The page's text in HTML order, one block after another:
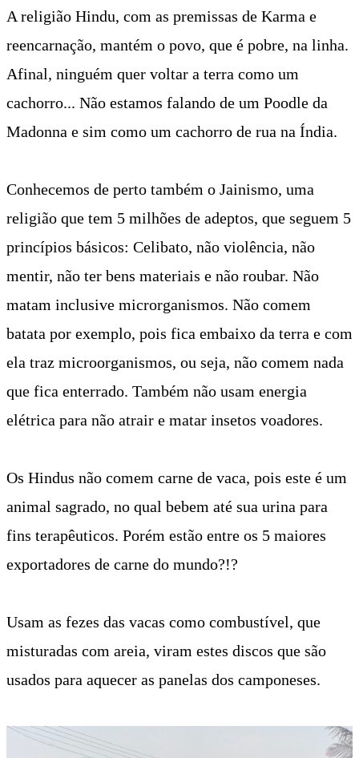
A religião Hindu, com as premissas de Karma e
reencarnação, mantém o povo, que é pobre, na linha.
Afinal, ninguém quer voltar a terra como um
cachorro... Não estamos falando de um Poodle da
Madonna e sim como um cachorro de rua na Índia.
Conhecemos de perto também o Jainismo, uma
religião que tem 5 milhões de adeptos, que seguem 5
princípios básicos: Celibato, não violência, não
mentir, não ter bens materiais e não roubar. Não
matam inclusive microrganismos. Não comem
batata por exemplo, pois fica embaixo da terra e com
ela traz microorganismos, ou seja, não comem nada
que fica enterrado. Também não usam energia
elétrica para não atrair e matar insetos voadores.
Os Hindus não comem carne de vaca, pois este é um
animal sagrado, no qual bebem até sua urina para
fins terapêuticos. Porém estão entre os 5 maiores
exportadores de carne do mundo?!?
Usam as fezes das vacas como combustível, que
misturadas com areia, viram estes discos que são
usados para aquecer as panelas dos camponeses.